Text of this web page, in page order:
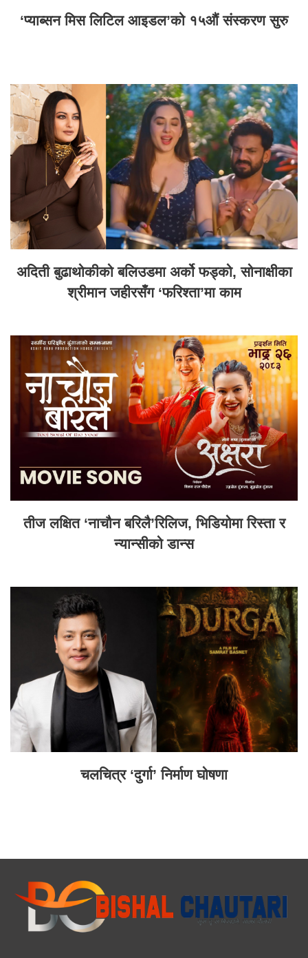
‘प्याब्सन मिस लिटिल आइडल’को १५औं संस्करण सुरु
अदिती बुढाथोकीको बलिउडमा अर्को फड्को, सोनाक्षीका
श्रीमान जहीरसँग ‘फरिश्ता’मा काम
तीज लक्षित ‘नाचौन बरिलै’रिलिज, भिडियोमा रिस्ता र
न्यान्सीको डान्स
चलचित्र ‘दुर्गा’ निर्माण घोषणा